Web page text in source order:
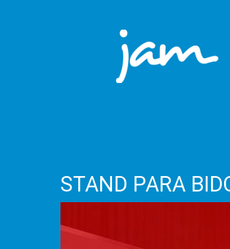
STAND PARA